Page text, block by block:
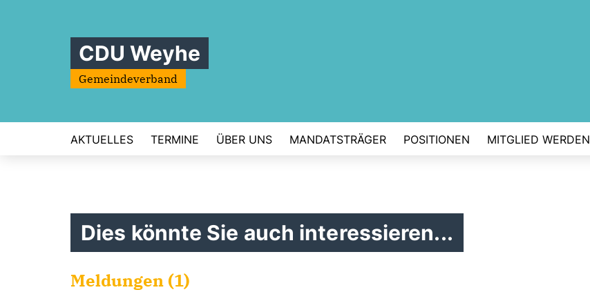
CDU Weyhe
Gemeindeverband
AKTUELLES TERMINE ÜBER UNS MANDATSTRÄGER POSITIONEN MITGLIED WERDEN
Dies könnte Sie auch interessieren...
Meldungen (1)